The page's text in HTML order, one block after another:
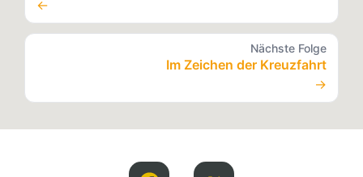
←
Nächste Folge
Im Zeichen der Kreuzfahrt
→